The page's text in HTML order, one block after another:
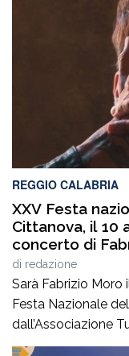
REGGIO CALABRIA
XXV Festa
Cittanova, il 10
concerto di
di redazione
Sarà Fabrizio Moro
Festa Nazionale
dall’Associazione
patrocinio e il